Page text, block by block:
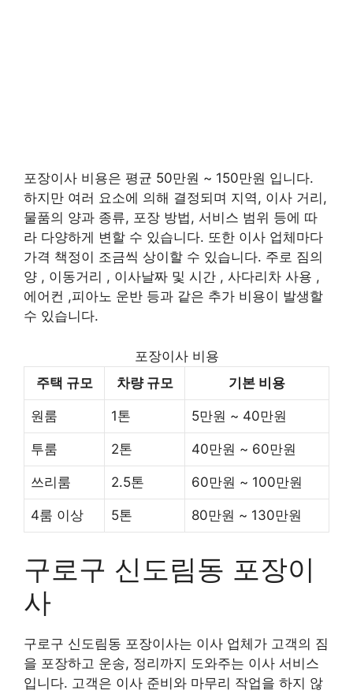
포장이사 비용은 평균 50만원 ~ 150만원 입니다.
하지만 여러 요소에 의해 결정되며 지역, 이사 거리,
물품의 양과 종류, 포장 방법, 서비스 범위 등에 따
라 다양하게 변할 수 있습니다. 또한 이사 업체마다
가격 책정이 조금씩 상이할 수 있습니다. 주로 짐의
양 , 이동거리 , 이사날짜 및 시간 , 사다리차 사용 ,
에어컨 ,피아노 운반 등과 같은 추가 비용이 발생할
수 있습니다.
포장이사 비용
주택 규모
차량 규모 기본 비용
원룸 1톤 5만원 ~ 40만원
투룸 2톤 40만원 ~ 60만원
쓰리룸 2.5톤 60만원 ~ 100만원
4룸 이상 5톤 80만원 ~ 130만원
구로구 신도림동 포장이
사
구로구 신도림동 포장이사는 이사 업체가 고객의 짐
을 포장하고 운송, 정리까지 도와주는 이사 서비스
입니다. 고객은 이사 준비와 마무리 작업을 하지 않